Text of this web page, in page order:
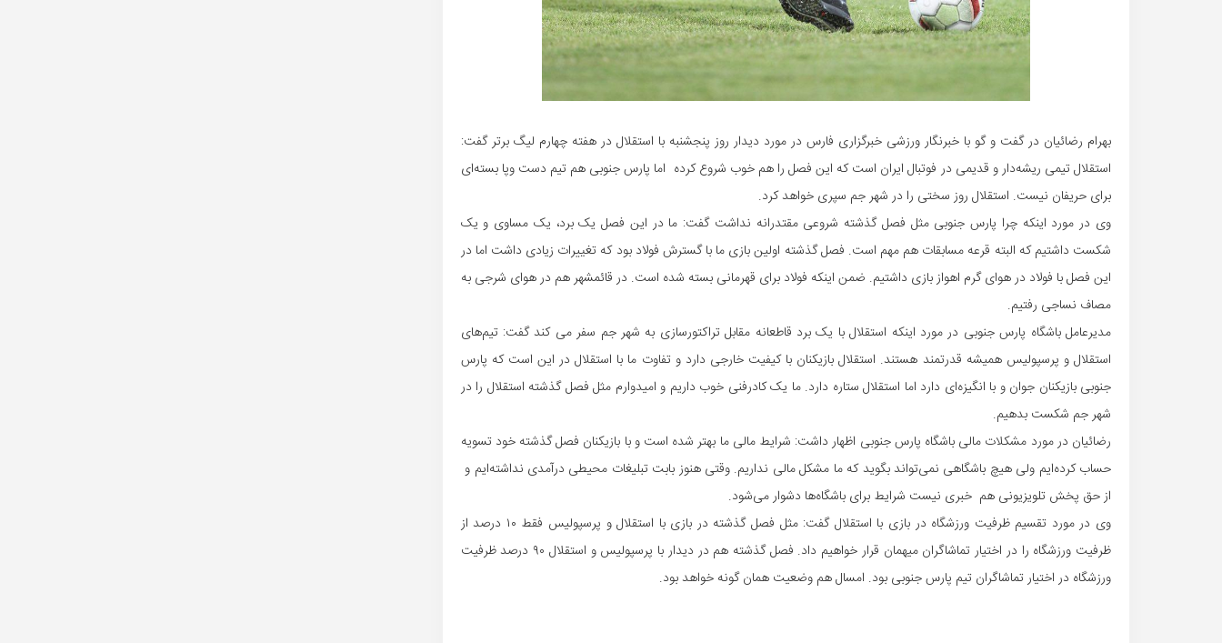
بهرام رضائیان در گفت و گو با خبرنگار ورزشی خبرگزاری فارس در مورد دیدار روز پنجشنبه با استقلال در هفته چهارم لیگ برتر گفت:
استقلال تیمی ریشه‌دار و قدیمی در فوتبال ایران است که این فصل را هم خوب شروع کرده اما پارس جنوبی هم تیم دستوپا بسته‌ای
برای حریفان نیست. استقلال روز سختی را در شهر جم سپری خواهد کرد.
وی در مورد اینکه چرا پارس جنوبی مثل فصل گذشته شروعی مقتدرانه نداشت گفت: ما در این فصل یک برد، یک مساوی و یک
شکست داشتیم که البته قرعه مسابقات هم مهم است. فصل گذشته اولین بازی ما با گسترش فولاد بود که تغییرات زیادی داشت اما در
این فصل با فولاد در هوای گرم اهواز بازی داشتیم. ضمن اینکه فولاد برای قهرمانی بسته شده است. در قائمشهر هم در هوای شرجی به
مصاف نساجی رفتیم.
مدیرعامل باشگاه پارس جنوبی در مورد اینکه استقلال با یک برد قاطعانه مقابل تراکتورسازی به شهر جم سفر می کند گفت: تیم‌های
استقلال و پرسپولیس همیشه قدرتمند هستند. استقلال بازیکنان با کیفیت خارجی دارد و تفاوت ما با استقلال در این است که پارس
جنوبی بازیکنان جوان و با انگیزه‌ای دارد اما استقلال ستاره‌ دارد. ما یککادرفنی خوب داریم و امیدوارم مثل فصل گذشته استقلال را در
شهر جم شکست بدهیم.
رضائیان در مورد مشکلات مالی باشگاه پارس جنوبی اظهار داشت: شرایط مالی ما بهتر شده است و با بازیکنان فصل گذشته خود تسویه
حساب کرده‌ایم ولی هیچ باشگاهی نمی‌تواند بگوید که ما مشکل مالی نداریم. وقتی هنوز بابت تبلیغات محیطی درآمدی نداشته‌ایم و
از حق پخش تلویزیونی هم خبری نیست شرایط برای باشگاه‌ها دشوار می‌شود.
وی در مورد تقسیم ظرفیت ورزشگاه در بازی با استقلال گفت: مثل فصل گذشته در بازی با استقلال و پرسپولیس فقط ۱۰ درصد از
ظرفیت ورزشگاه را در اختیار تماشاگران میهمان قرار خواهیم داد. فصل گذشته هم در دیدار با پرسپولیس و استقلال ۹۰ درصد ظرفیت
ورزشگاه در اختیار تماشاگران تیم پارس جنوبی بود. امسال هم وضعیت همان گونه خواهد بود.